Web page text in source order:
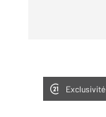
Exclusivité